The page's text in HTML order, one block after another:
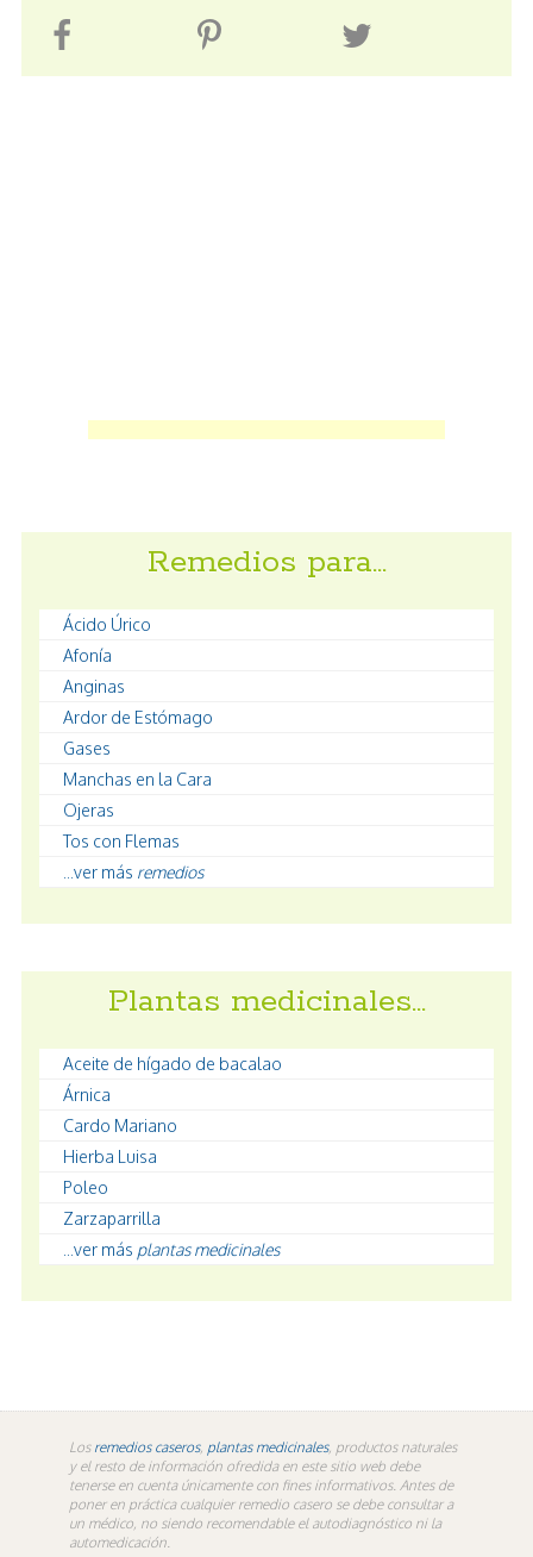
Remedios para…
Ácido Úrico
Afonía
Anginas
Ardor de Estómago
Gases
Manchas en la Cara
Ojeras
Tos con Flemas
...ver más remedios
Plantas medicinales…
Aceite de hígado de bacalao
Árnica
Cardo Mariano
Hierba Luisa
Poleo
Zarzaparrilla
...ver más plantas medicinales
Los remedios caseros, plantas medicinales, productos naturales
y el resto de información ofredida en este sitio web debe
tenerse en cuenta únicamente con fines informativos. Antes de
poner en práctica cualquier remedio casero se debe consultar a
un médico, no siendo recomendable el autodiagnóstico ni la
automedicación.